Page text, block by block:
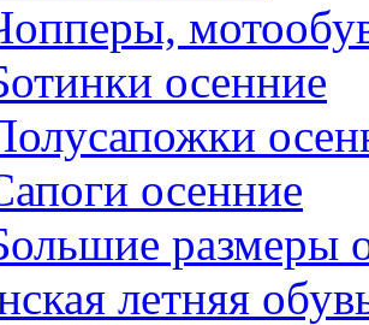
осенние
осенние
размеры
летняя